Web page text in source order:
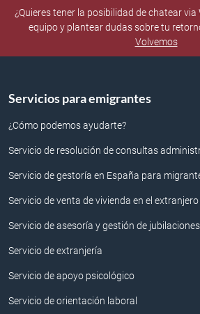
¿Quieres tener la posibilidad de chatear
equipo y plantear dudas sobre tu
Volvemos
Servicios para emigrantes
¿Cómo podemos ayudarte?
Servicio de resolución de consultas
Servicio de gestoría en España para
Servicio de venta de vivienda en el
Servicio de asesoría y gestión de
Servicio de extranjería
Servicio de apoyo psicológico
Servicio de orientación laboral